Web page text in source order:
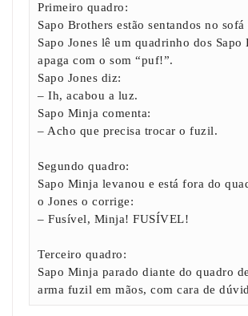
Primeiro quadro:
Sapo Brothers estão sentandos no
Sapo Jones lê um quadrinho dos Sapo
apaga com o som “puf!”.
Sapo Jones diz:
– Ih, acabou a luz.
Sapo Minja comenta:
– Acho que precisa trocar o fuzil.
Segundo quadro:
Sapo Minja levanou e está fora do
o Jones o corrige:
– Fusível, Minja! FUSÍVEL!
Terceiro quadro:
Sapo Minja parado diante do quadro
arma fuzil em mãos, com cara de